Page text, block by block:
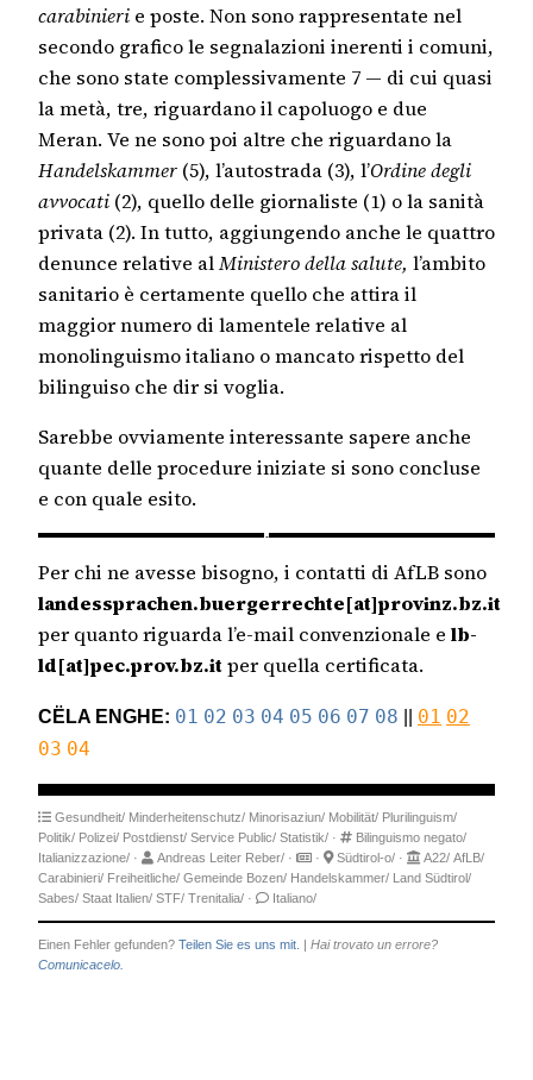
carabinieri e poste. Non sono rappresentate nel
secondo grafico le segnalazioni inerenti i comuni,
che sono state complessivamente 7 — di cui quasi
la metà, tre, riguardano il capoluogo e due
Meran. Ve ne sono poi altre che riguardano la
Handelskammer (5), l’autostrada (3), l’Ordine degli
avvocati (2), quello delle giornaliste (1) o la sanità
privata (2). In tutto, aggiungendo anche le quattro
denunce relative alMinistero della salute, l’ambito
sanitario è certamente quello che attira il
maggior numero di lamentele relative al
monolinguismo italiano o mancato rispetto del
bilinguiso che dir si voglia.
Sarebbe ovviamente interessante sapere anche
quante delle procedure iniziate si sono concluse
e con quale esito.
Per chi ne avesse bisogno, i contatti di AfLB sono
landessprachen.buergerrechte[at]provinz.bz.it
per quanto riguarda l’e-mail convenzionale e lb-
ld[at]pec.prov.bz.itper quella certificata.
CËLA ENGHE: 01 02 03 04 05 06 07 08 || 01 02
03 04
Gesundheit/ Minderheitenschutz/ Minorisaziun/ Mobilität/ Plurilinguism/
Politik/ Polizei/ Postdienst/ Service Public/ Statistik/ ·
Bilinguismo negato/
Italianizzazione/ · Andreas Leiter Reber/ · · Südtirol-o/ · A22/ AfLB/
Carabinieri/ Freiheitliche/ Gemeinde Bozen/ Handelskammer/ Land Südtirol/
Sabes/ Staat Italien/ STF/ Trenitalia/ · Italiano/
Einen Fehler gefunden? Teilen Sie es uns mit. | Hai trovato un errore?
Comunicacelo.